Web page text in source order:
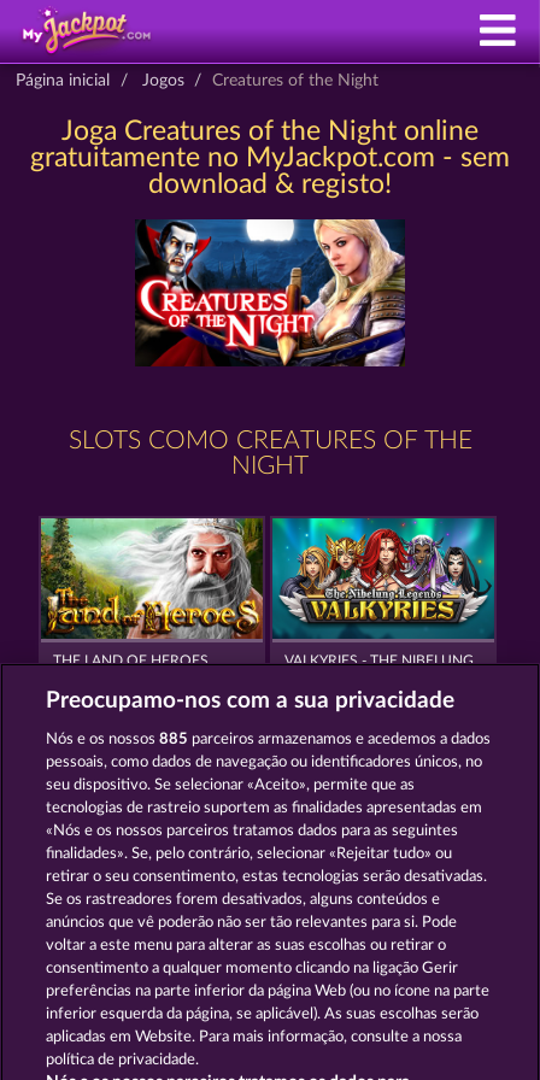
Página inicial Jogos Creatures of the Night
Joga Creatures of the Night online
gratuitamente no MyJackpot.com - sem
download & registo!
SLOTS COMO CREATURES OF THE
NIGHT
THE LAND OF HEROES
MYSTIC FORCE MAGIC STONE
Termos e Condições
Declaração de Privacidade Marca
Empresa Perguntas frequentes Glossário
Preocupamo-nos com a sua privacidade
Nós e os nossos885 parceiros armazenamos e acedemos a dados
pessoais, como dados de navegação ou identificadores únicos, no
seu dispositivo. Se selecionar «Aceito», permite que as
tecnologias de rastreio suportem as finalidades apresentadas em
«Nós e os nossos parceiros tratamos dados para as seguintes
finalidades». Se, pelo contrário, selecionar «Rejeitar tudo» ou
retirar o seu consentimento, estas tecnologias serão desativadas.
Se os rastreadores forem desativados, alguns conteúdos e
anúncios que vê poderão não ser tão relevantes para si. Pode
voltar a este menu para alterar as suas escolhas ou retirar o
consentimento a qualquer momento clicando na ligação Gerir
preferências na parte inferior da página Web (ou no ícone na parte
inferior esquerda da página, se aplicável). As suas escolhas serão
aplicadas em Website. Para mais informação, consulte a nossa
política de privacidade.